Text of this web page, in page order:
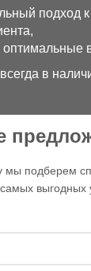
подход
в
мы подберем
выгодных